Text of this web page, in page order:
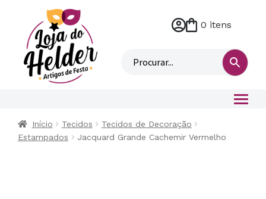
M
n
0 itens
Início Tecidos
Tecidos de Decoração
Estampados
Jacquard Grande Cachemir Vermelho